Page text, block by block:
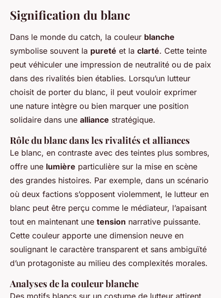
Signification du blanc
Dans le monde du catch, la couleur blanche
symbolise souvent la pureté et la clarté. Cette teinte
peut véhiculer une impression de neutralité ou de paix
dans des rivalités bien établies. Lorsqu’un lutteur
choisit de porter du blanc, il peut vouloir exprimer
une nature intègre ou bien marquer une position
solidaire dans une alliance stratégique.
Rôle du blanc dans les rivalités et alliances
Le blanc, en contraste avec des teintes plus sombres,
offre une lumière particulière sur la mise en scène
des grandes histoires. Par exemple, dans un scénario
où deux factions s’opposent violemment, le lutteur en
blanc peut être perçu comme le médiateur, l’apaisant
tout en maintenant une tension narrative puissante.
Cette couleur apporte une dimension neuve en
soulignant le caractère transparent et sans ambiguïté
d’un protagoniste au milieu des complexités morales.
Analyses de la couleur blanche
Des motifs blancs sur un costume de lutteur attirent